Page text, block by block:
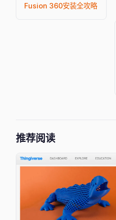
Fusion 360安装全攻略
推荐阅读